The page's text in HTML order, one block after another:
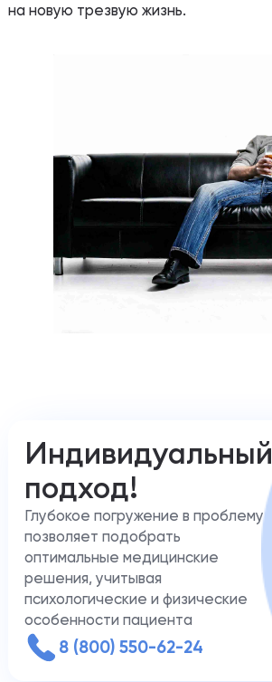
на новую трезвую жизнь.
Индивидуальный
подход!
Глубокое погружение в проблему
позволяет подобрать
оптимальные медицинские
решения, учитывая
психологические и физические
особенности пациента
8 (800) 550-62-24